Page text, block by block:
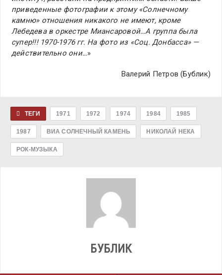
приведенные фотографии к этому «Солнечному
камню» отношения никакого не имеют, кроме
Лебедева в оркестре Миансаровой…А группа была
супер!!! 1970-1976 гг. На фото из «Соц. Донбасса» —
действительно они…»
Валерий Петров (Бублик)
ТЕГИ 1971 1972 1974 1984 1985
1987 ВИА СОЛНЕЧНЫЙ КАМЕНЬ НИКОЛАЙ НЕКА
РОК-МУЗЫКА
БУБЛИК